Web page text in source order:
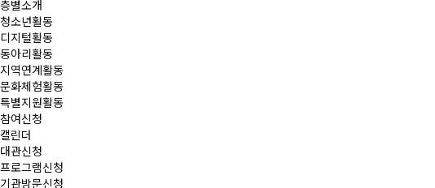
층별소개
청소년활동
디지털활동
동아리활동
지역연계활동
문화체험활동
특별지원활동
참여신청
캘린더
대관신청
프로그램신청
기관방문신청